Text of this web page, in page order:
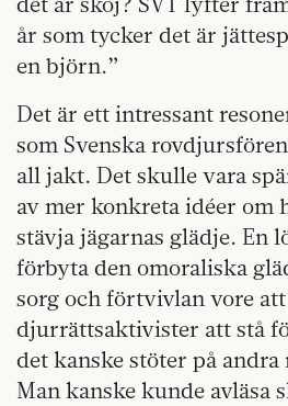
år som tycker det är
en björn.”
Det är ett intressant
som Svenska
all jakt. Det skulle vara
av mer konkreta idéer
stävja jägarnas glädje. En
förbyta den omoraliska
sorg och förtvivlan vore
djurrättsaktivister att stå
det kanske stöter på
Man kanske kunde avläsa